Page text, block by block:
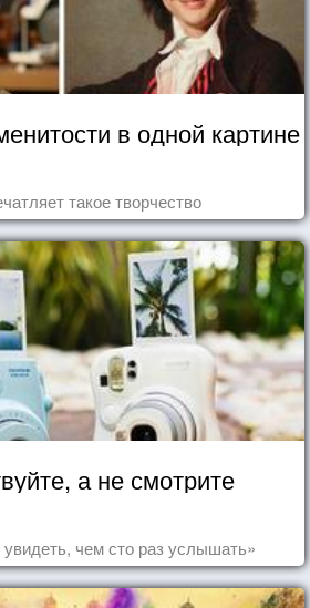
в одной картине
такое творчество
а не смотрите
чем сто раз услышать»